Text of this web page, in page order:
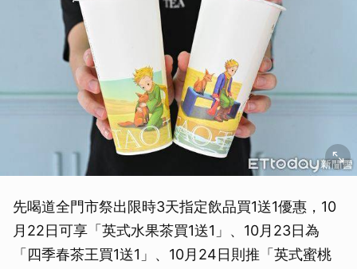
先喝道全門市祭出限時3天指定飲品買1送1優惠，10
月22日可享「英式水果茶買1送1」、10月23日為
「四季春茶王買1送1」、10月24日則推「英式蜜桃